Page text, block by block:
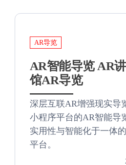
AR导览
AR智能导览 AR
馆AR导览
深层互联AR增强现实导
小程序平台的AR智能导
实用性与智能化于一体
平台。